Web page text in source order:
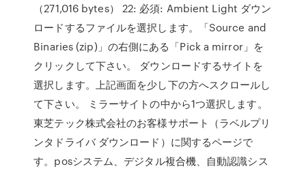
（271,016 bytes） 22: 必須: Ambient Light ダウン
ロードするファイルを選択します。「Source and
Binaries (zip)」の右側にある「Pick a mirror」を
クリックして下さい。 ダウンロードするサイトを
選択します。上記画面を少し下の方へスクロールし
て下さい。 ミラーサイトの中から1つ選択します。
東芝テック株式会社のお客様サポート（ラベルプリ
ンタドライバ ダウンロード）に関するページで
す。posシステム、デジタル複合機、自動認識シス